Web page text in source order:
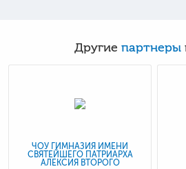
Другие партнеры
ЧОУ ГИМНАЗИЯ ИМЕНИ
СВЯТЕЙШЕГО ПАТРИАРХА
АЛЕКСИЯ ВТОРОГО